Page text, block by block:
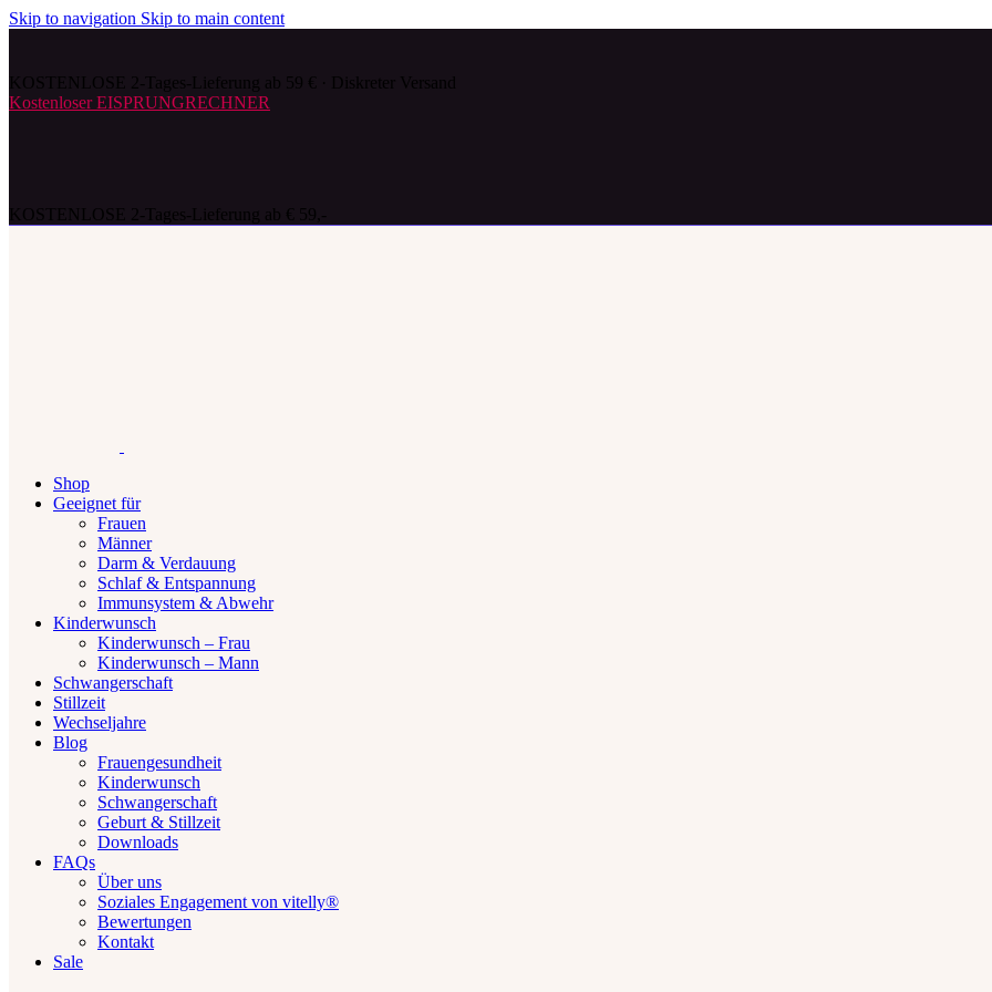
Skip to navigation Skip to main content
Kostenloser EISPRUNGRECHNER
Shop
Geeignet für
Frauen
Männer
Darm & Verdauung
Schlaf & Entspannung
Immunsystem & Abwehr
Kinderwunsch
Kinderwunsch – Frau
Kinderwunsch – Mann
Schwangerschaft
Stillzeit
Wechseljahre
Blog
Frauengesundheit
Kinderwunsch
Schwangerschaft
Geburt & Stillzeit
Downloads
FAQs
Über uns
Soziales Engagement von vitelly®
Bewertungen
Kontakt
Sale